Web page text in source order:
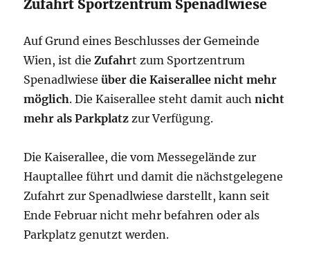
Zufahrt Sportzentrum Spenadlwiese
Auf Grund eines Beschlusses der Gemeinde
Wien, ist dieZufahrt zum Sportzentrum
Spenadlwieseüber die Kaiserallee nicht mehr
möglich. Die Kaiserallee steht damit auchnicht
mehr als Parkplatz zur Verfügung.
Die Kaiserallee, die vom Messegelände zur
Hauptallee führt und damit die nächstgelegene
Zufahrt zur Spenadlwiese darstellt, kann seit
Ende Februar nicht mehr befahren oder als
Parkplatz genutzt werden.